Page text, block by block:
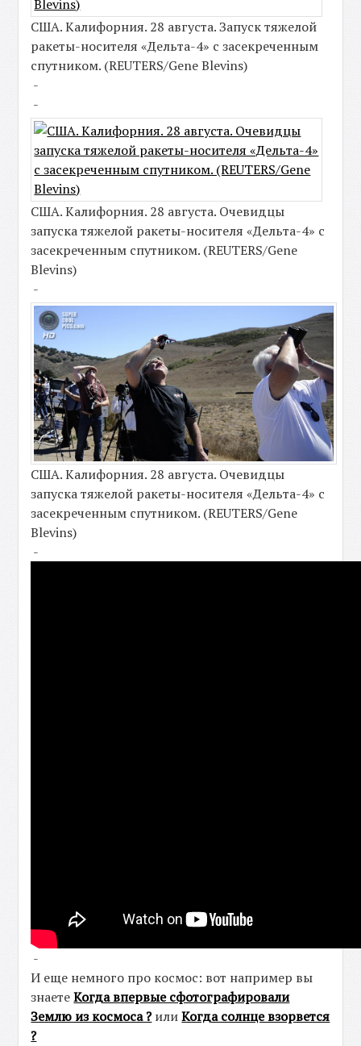
США. Калифорния. 28 августа. Запуск тяжелой
ракеты-носителя «Дельта-4» с засекреченным
спутником. (REUTERS/Gene Blevins)
-
-
США. Калифорния. 28 августа. Очевидцы
запуска тяжелой ракеты-носителя «Дельта-4» с
засекреченным спутником. (REUTERS/Gene
Blevins)
-
США. Калифорния. 28 августа. Очевидцы
запуска тяжелой ракеты-носителя «Дельта-4» с
засекреченным спутником. (REUTERS/Gene
Blevins)
-
-
И еще немного про космос: вот например вы
знаетеКогда впервые сфотографировали
Землю из космоса ?илиКогда солнце взорвется
?